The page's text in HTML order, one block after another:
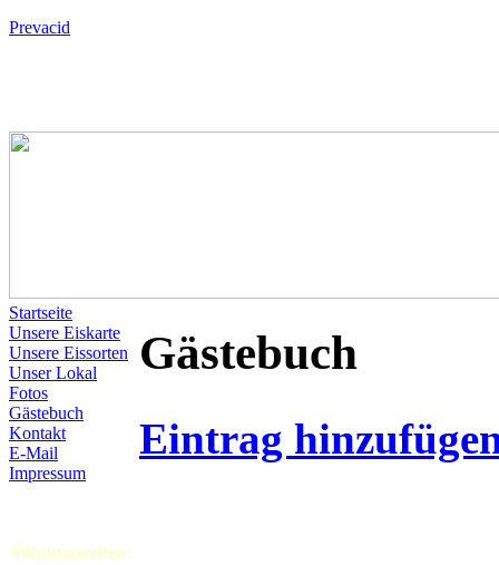
Prevacid
Startseite
Unsere Eiskarte
Unsere Eissorten
Unser Lokal
Fotos
Gästebuch
Kontakt
E-Mail
Impressum
Öffnungszeiten:
Gästebuch
Eintrag